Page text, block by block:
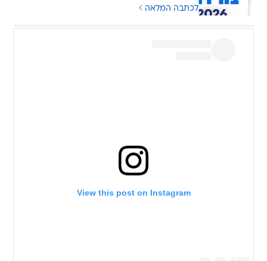
לכתבה המלאה
View this post on Instagram